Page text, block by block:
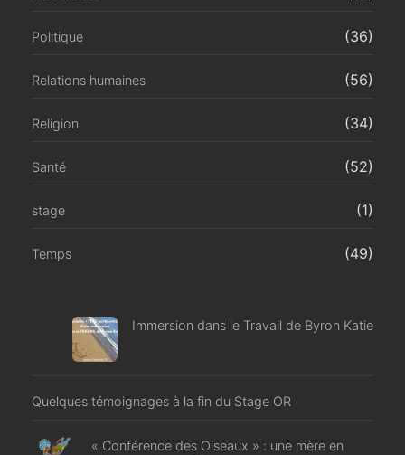
Politique (36)
Relations humaines (56)
Religion (34)
Santé (52)
stage (1)
Temps (49)
Immersion dans le Travail de Byron Katie
Quelques témoignages à la fin du Stage OR
« Conférence des Oiseaux » : une mère en